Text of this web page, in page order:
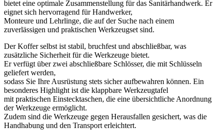
bietet eine optimale Zusammenstellung für das Sanitärhandwerk. Er
eignet sich hervorragend für Handwerker,
Monteure und Lehrlinge, die auf der Suche nach einem
zuverlässigen und praktischen Werkzeugset sind.
Der Koffer selbst ist stabil, bruchfest und abschließbar, was
zusätzliche Sicherheit für die Werkzeuge bietet.
Er verfügt über zwei abschließbare Schlösser, die mit Schlüsseln
geliefert werden,
sodass Sie Ihre Ausrüstung stets sicher aufbewahren können. Ein
besonderes Highlight ist die klappbare Werkzeugtafel
mit praktischen Einstecktaschen, die eine übersichtliche Anordnung
der Werkzeuge ermöglicht.
Zudem sind die Werkzeuge gegen Herausfallen gesichert, was die
Handhabung und den Transport erleichtert.